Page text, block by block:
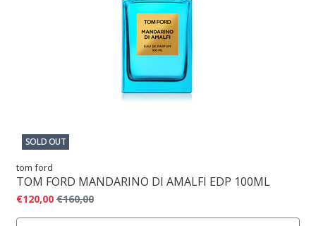
SOLD OUT
tom ford
TOM FORD MANDARINO DI AMALFI EDP 100ML
€120,00 €160,00